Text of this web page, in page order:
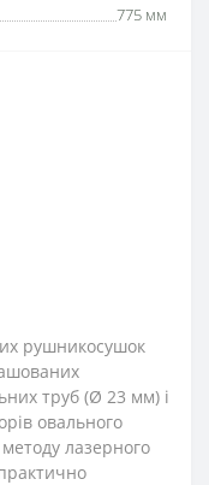
775 мм
рушникосушок
труб (Ø 23 мм) і
овального
лазерного